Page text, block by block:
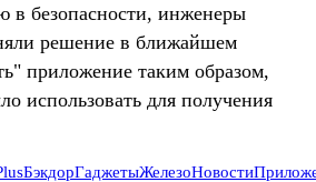
в безопасности, инженеры
решение в ближайшем
приложение таким образом,
использовать для получения
БэкдорГаджетыЖелезоНовости